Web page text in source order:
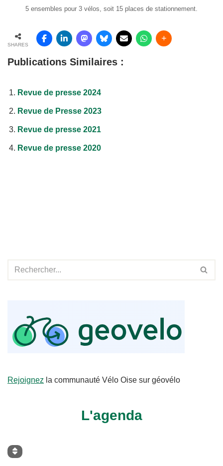
5 ensembles pour 3 vélos, soit 15 places de stationnement.
SHARES
Publications Similaires :
Revue de presse 2024
Revue de Presse 2023
Revue de presse 2021
Revue de presse 2020
Rejoignez la communauté Vélo Oise sur géovélo
L'agenda